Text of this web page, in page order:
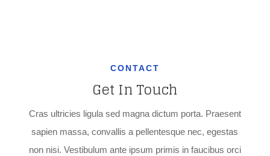
CONTACT
Get In Touch
Cras ultricies ligula sed magna dictum porta. Praesent
sapien massa, convallis a pellentesque nec, egestas
non nisi. Vestibulum ante ipsum primis in faucibus orci